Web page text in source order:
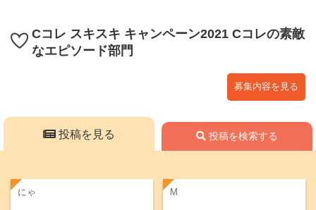
Cコレ スキスキ キャンペーン2021 Cコレの素敵
なエピソード部門
募集内容を見る
投稿を見る 投稿を検索する
にゃ M